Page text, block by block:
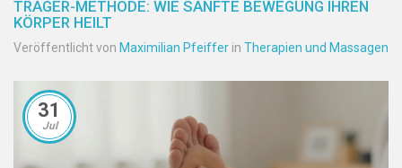
TRAGER-METHODE: WIE SANFTE BEWEGUNG IHREN
KÖRPER HEILT
Veröffentlicht von Maximilian Pfeiffer in Therapien und Massagen
31
Jul